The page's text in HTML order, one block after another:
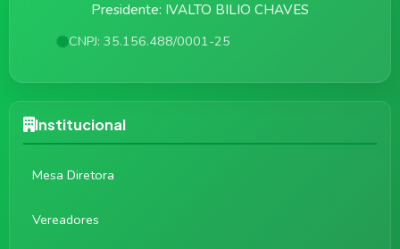
Presidente: IVALTO BILIO CHAVES
CNPJ: 35.156.488/0001-25
Institucional
Mesa Diretora
Vereadores